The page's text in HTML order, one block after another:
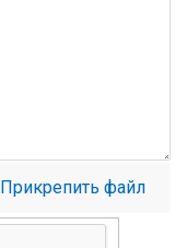
Прикрепить файл